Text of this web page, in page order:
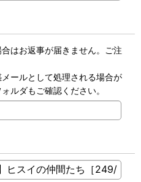
はお返事が届きません。ご注
ールとして処理される場合が
ルダもご確認ください。